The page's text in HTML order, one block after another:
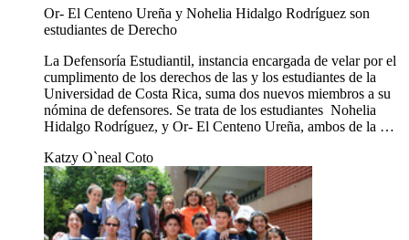
Or- El Centeno Ureña y Nohelia Hidalgo Rodríguez son
estudiantes de Derecho
La Defensoría Estudiantil, instancia encargada de velar por el
cumplimento de los derechos de las y los estudiantes de la
Universidad de Costa Rica, suma dos nuevos miembros a su
nómina de defensores. Se trata de los estudiantes Nohelia
Hidalgo Rodríguez, y Or- El Centeno Ureña, ambos de la …
Katzy O`neal Coto